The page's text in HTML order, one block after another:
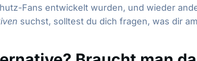
Fans entwickelt wurden, und wieder
suchst, solltest du dich fragen, was dir